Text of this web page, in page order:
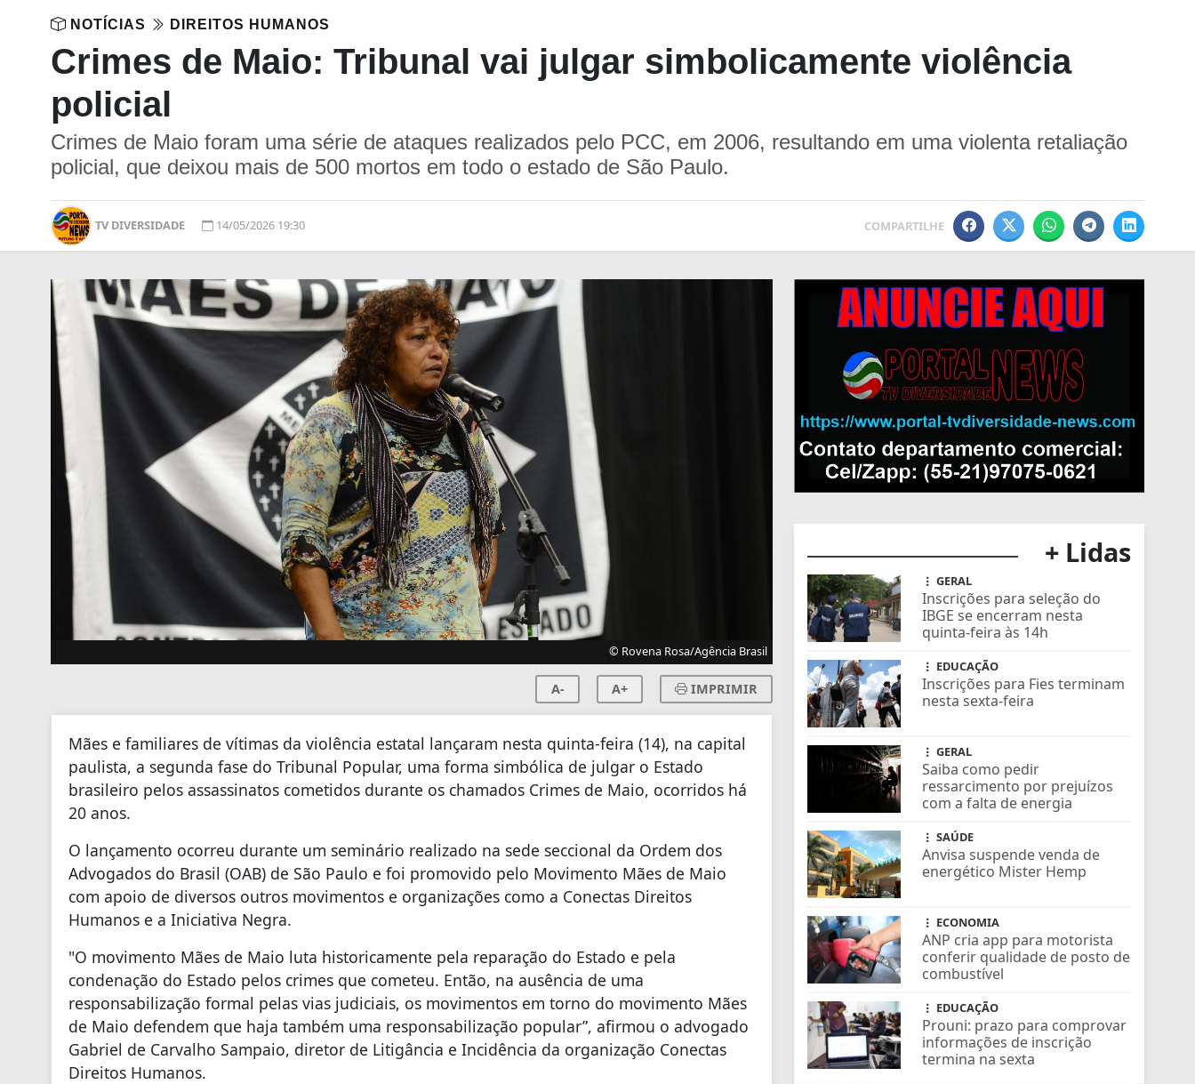
NOTÍCIAS DIREITOS HUMANOS
Crimes de Maio: Tribunal vai julgar simbolicamente violência
policial
Crimes de Maio foram uma série de ataques realizados pelo PCC, em 2006, resultando em uma violenta retaliação
policial, que deixou mais de 500 mortos em todo o estado de São Paulo.
TV DIVERSIDADE 14/05/2026 19:30 COMPARTILHE
© Rovena Rosa/Agência Brasil
A- A+ IMPRIMIR
Mães e familiares de vítimas da violência estatal lançaram nesta quinta-feira (14), na capital
paulista, a segunda fase do Tribunal Popular, uma forma simbólica de julgar o Estado
brasileiro pelos assassinatos cometidos durante os chamados Crimes de Maio, ocorridos há
20 anos.
O lançamento ocorreu durante um seminário realizado na sede seccional da Ordem dos
Advogados do Brasil (OAB) de São Paulo e foi promovido pelo Movimento Mães de Maio
com apoio de diversos outros movimentos e organizações como a Conectas Direitos
Humanos e a Iniciativa Negra.
"O movimento Mães de Maio luta historicamente pela reparação do Estado e pela
condenação do Estado pelos crimes que cometeu. Então, na ausência de uma
responsabilização formal pelas vias judiciais, os movimentos em torno do movimento Mães
de Maio defendem que haja também uma responsabilização popular”, afirmou o advogado
Gabriel de Carvalho Sampaio, diretor de Litigância e Incidência da organização Conectas
Direitos Humanos.
+ Lidas
GERAL
Inscrições para seleção do
IBGE se encerram nesta
quinta-feira às 14h
EDUCAÇÃO
Inscrições para Fies terminam
nesta sexta-feira
GERAL
Saiba como pedir
ressarcimento por prejuízos
com a falta de energia
SAÚDE
Anvisa suspende venda de
energético Mister Hemp
ECONOMIA
ANP cria app para motorista
conferir qualidade de posto de
combustível
EDUCAÇÃO
Prouni: prazo para comprovar
informações de inscrição
termina na sexta